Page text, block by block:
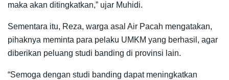
maka akan ditingkatkan,” ujar Muhidi.
Sementara itu, Reza, warga asal Air Pacah mengatakan,
pihaknya meminta para pelaku UMKM yang berhasil, agar
diberikan peluang studi banding di provinsi lain.
“Semoga dengan studi banding dapat meningkatkan